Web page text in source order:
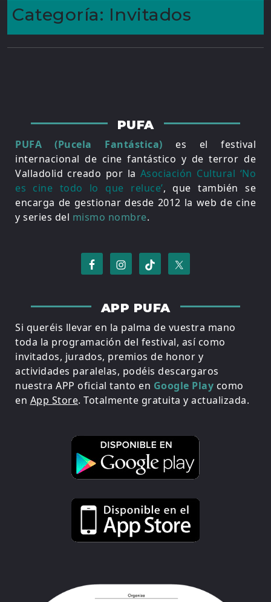
Categoría: Invitados
PUFA
PUFA (Pucela Fantástica) es el festival
internacional de cine fantástico y de terror de
Valladolid creado por la Asociación Cultural ‘No
es cine todo lo que reluce’, que también se
encarga de gestionar desde 2012 la web de cine
y series del mismo nombre.
APP PUFA
Si queréis llevar en la palma de vuestra mano
toda la programación del festival, así como
invitados, jurados, premios de honor y
actividades paralelas, podéis descargaros
nuestra APP oficial tanto en Google Play como
en App Store. Totalmente gratuita y actualizada.